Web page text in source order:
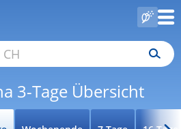
3-Tage Übersicht